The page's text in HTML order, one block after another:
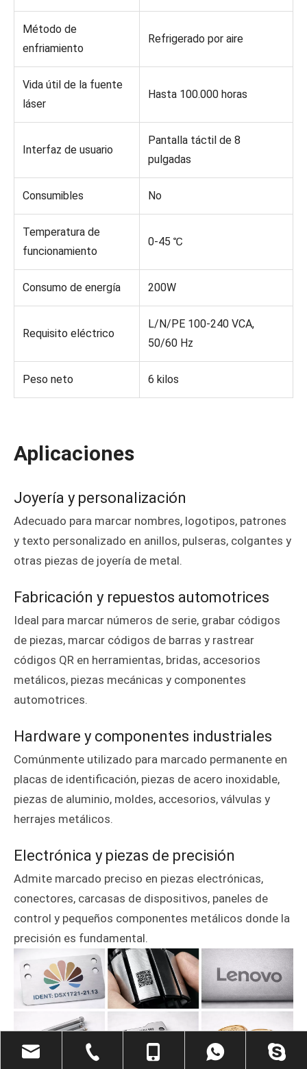
Método de
enfriamiento
Refrigerado por aire
Vida útil de la fuente
láser
Hasta 100.000 horas
Interfaz de usuario
Pantalla táctil de 8
pulgadas
Consumibles No
Temperatura de
funcionamiento
0-45 ℃
Consumo de energía 200W
Requisito eléctrico
L/N/PE 100-240 VCA,
50/60 Hz
Peso neto 6 kilos
Aplicaciones
Joyería y personalización
Adecuado para marcar nombres, logotipos, patrones
y texto personalizado en anillos, pulseras, colgantes y
otras piezas de joyería de metal.
Fabricación y repuestos automotrices
Ideal para marcar números de serie, grabar códigos
de piezas, marcar códigos de barras y rastrear
códigos QR en herramientas, bridas, accesorios
metálicos, piezas mecánicas y componentes
automotrices.
Hardware y componentes industriales
Comúnmente utilizado para marcado permanente en
placas de identificación, piezas de acero inoxidable,
piezas de aluminio, moldes, accesorios, válvulas y
herrajes metálicos.
Electrónica y piezas de precisión
Admite marcado preciso en piezas electrónicas,
conectores, carcasas de dispositivos, paneles de
control y pequeños componentes metálicos donde la
precisión es fundamental.